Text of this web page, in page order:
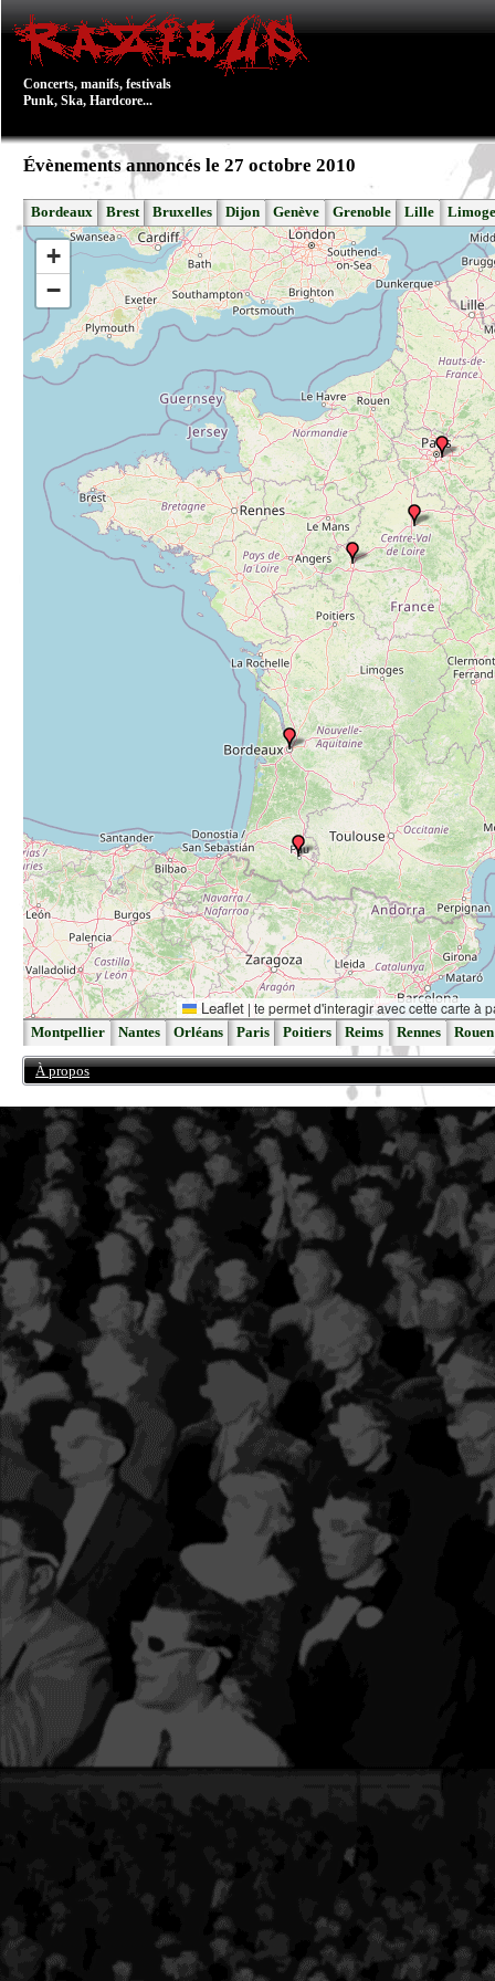
Concerts, manifs, festivals
Punk, Ska, Hardcore...
Évènements annoncés le 27 octobre 2010
Bordeaux Brest Bruxelles Dijon Genève Grenoble Lille
+
−
Leaflet | te permet d'interagir avec cette carte à
Montpellier Nantes Orléans Paris Poitiers Reims Rennes Rouen
À propos